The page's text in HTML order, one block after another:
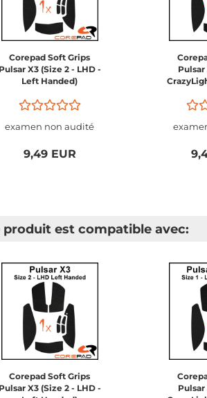
Corepad Soft Grips
Pulsar X3 (Size 2 - LHD -
Left Handed)
examen non audité
9,49 EUR
Pulsar
produit est compatible avec:
Corepad Soft Grips
Pulsar X3 (Size 2 - LHD -
Pulsar